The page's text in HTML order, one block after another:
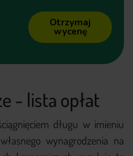
Otrzymaj
wycenę
- lista opłat
długu w imieniu
wynagrodzenia na